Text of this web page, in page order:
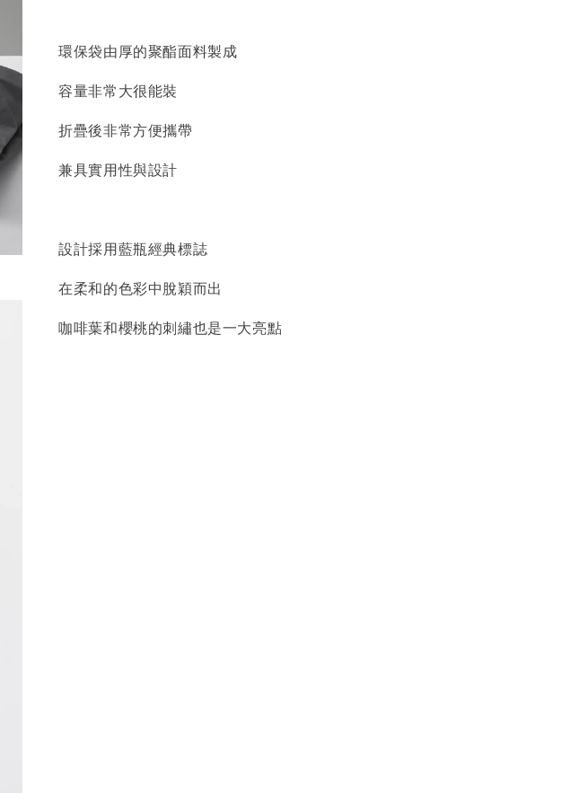
環保袋由厚的聚酯面料製成
容量非常大很能裝
折疊後非常方便攜帶
兼具實用性與設計
設計採用藍瓶經典標誌
在柔和的色彩中脫穎而出
咖啡葉和櫻桃的刺繡也是一大亮點